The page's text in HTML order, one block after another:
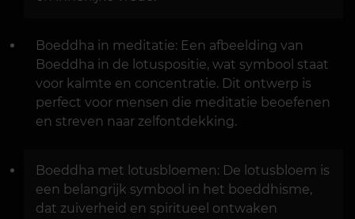
Boeddha in meditatie: Een afbeelding van
Boeddha in de lotuspositie, wat symbool staat
voor kalmte en concentratie. Dit ontwerp is
perfect voor mensen die meditatie beoefenen
en streven naar zelfontdekking.
Boeddha met lotusbloemen: De lotusbloem is
een belangrijk symbool in het boeddhisme,
dat zuiverheid en spiritueel ontwaken